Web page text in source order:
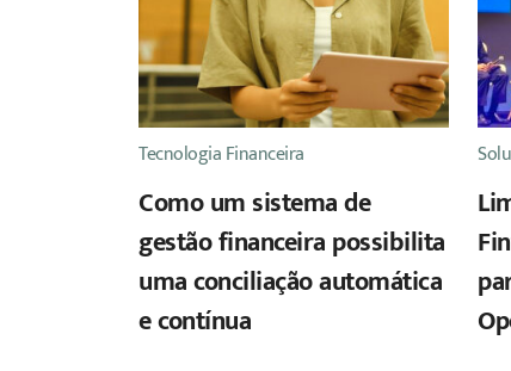
Tecnologia Financeira
Como um sistema de
gestão financeira possibilita
uma conciliação automática
e contínua